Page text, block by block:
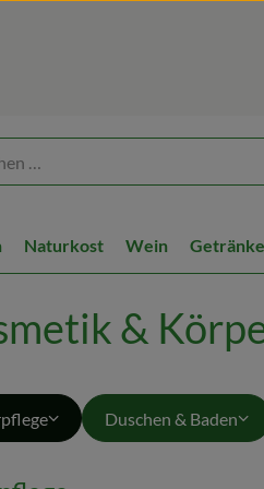
Naturkost Wein Getränke
&
Duschen & Baden